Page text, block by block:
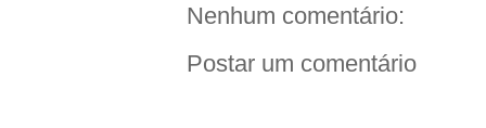
Nenhum comentário:
Postar um comentário